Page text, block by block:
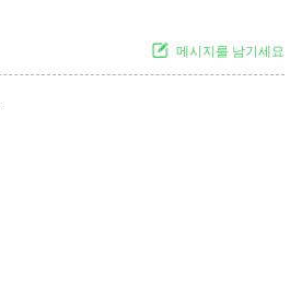
메시지를 남기세요